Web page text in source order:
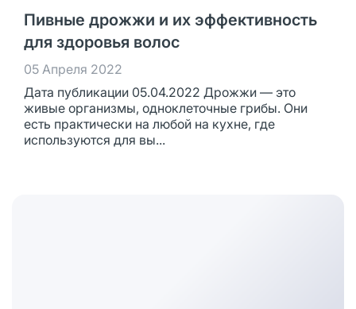
Пивные дрожжи и их эффективность
для здоровья волос
05 Апреля 2022
Дата публикации 05.04.2022 Дрожжи — это
живые организмы, одноклеточные грибы. Они
есть практически на любой на кухне, где
используются для вы...